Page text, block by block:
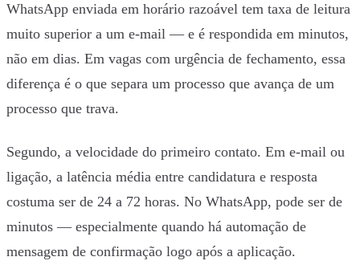
WhatsApp enviada em horário razoável tem taxa de leitura
muito superior a um e-mail — e é respondida em minutos,
não em dias. Em vagas com urgência de fechamento, essa
diferença é o que separa um processo que avança de um
processo que trava.
Segundo, a velocidade do primeiro contato. Em e-mail ou
ligação, a latência média entre candidatura e resposta
costuma ser de 24 a 72 horas. No WhatsApp, pode ser de
minutos — especialmente quando há automação de
mensagem de confirmação logo após a aplicação.